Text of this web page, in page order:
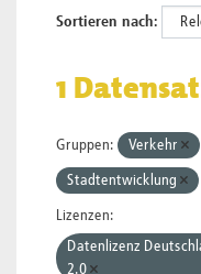
Sortieren nach
1
Gruppen: Verkehr
Stadtentwicklung
Lizenzen:
Datenlizenz
2.0